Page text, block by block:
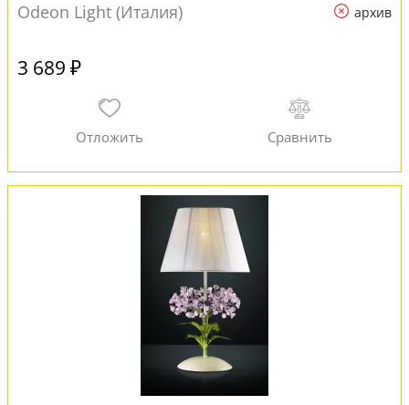
Odeon Light (Италия)
архив
3 689 ₽